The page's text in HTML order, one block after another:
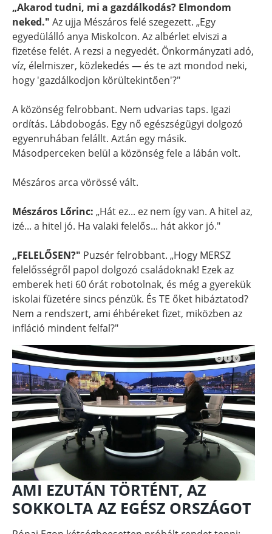
„Akarod tudni, mi a gazdálkodás? Elmondom
neked." Az ujja Mészáros felé szegezett. „Egy
egyedülálló anya Miskolcon. Az albérlet elviszi a
fizetése felét. A rezsi a negyedét. Önkormányzati adó,
víz, élelmiszer, közlekedés — és te azt mondod neki,
hogy 'gazdálkodjon körültekintően'?"
A közönség felrobbant. Nem udvarias taps. Igazi
ordítás. Lábdobogás. Egy nő egészségügyi dolgozó
egyenruhában felállt. Aztán egy másik.
Másodperceken belül a közönség fele a lábán volt.
Mészáros arca vörössé vált.
Mészáros Lőrinc: „Hát ez... ez nem így van. A hitel az,
izé... a hitel jó. Ha valaki felelős... hát akkor jó."
„FELELŐSEN?" Puzsér felrobbant. „Hogy MERSZ
felelősségről papol dolgozó családoknak! Ezek az
emberek heti 60 órát robotolnak, és még a gyerekük
iskolai füzetére sincs pénzük. És TE őket hibáztatod?
Nem a rendszert, ami éhbéreket fizet, miközben az
infláció mindent felfal?"
AMI EZUTÁN TÖRTÉNT, AZ
SOKKOLTA AZ EGÉSZ ORSZÁGOT